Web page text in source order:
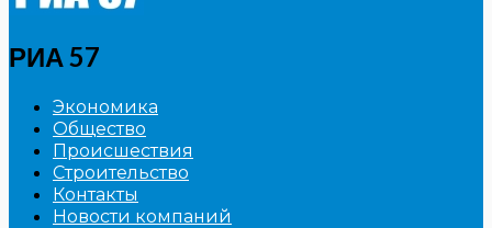
РИА 57
Экономика
Общество
Происшествия
Строительство
Контакты
Новости компаний